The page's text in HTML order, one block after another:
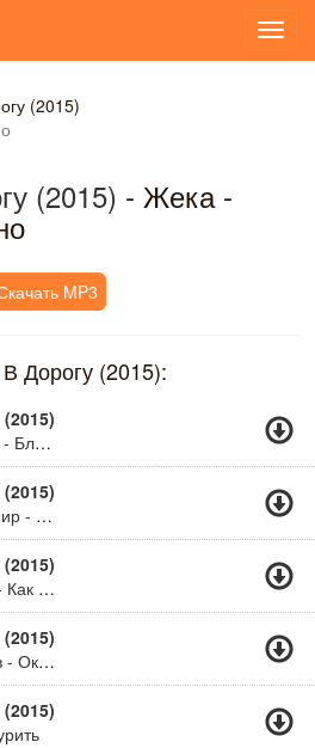
(2015)
(2015) - Жека -
MP3
Дорогу (2015):
Евгений Медведев - Блондиночка
Ждамиров Владимир - За Забором Весна
Евгений Кисляков - Как В Первый Раз
Евгений Любимцев - Окончился Процесс